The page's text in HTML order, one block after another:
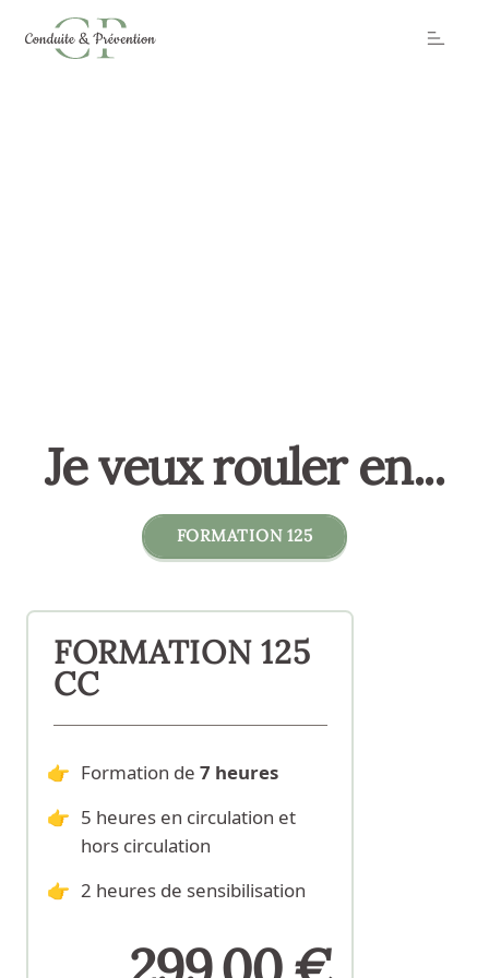
À partir de 2 ans de permis B
FORMATION 125
Je veux rouler en...
FORMATION 125
FORMATION 125
CC
Formation de 7 heures
5 heures en circulation et
hors circulation
2 heures de sensibilisation